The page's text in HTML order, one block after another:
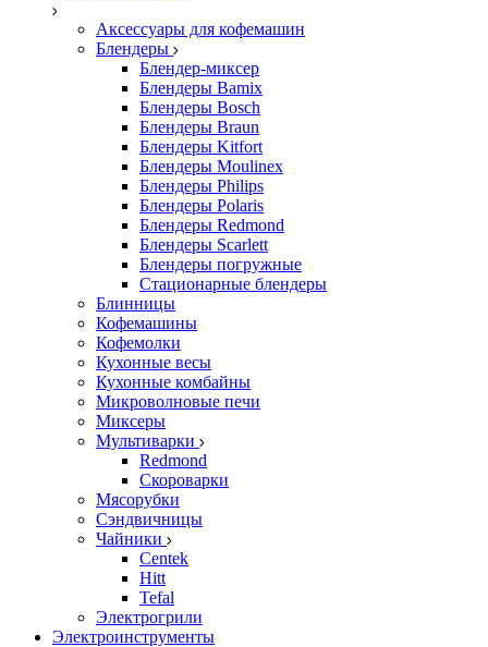
Аксессуары для кофемашин
Блендеры
Блендер-миксер
Блендеры Bamix
Блендеры Bosch
Блендеры Braun
Блендеры Kitfort
Блендеры Moulinex
Блендеры Philips
Блендеры Polaris
Блендеры Redmond
Блендеры Scarlett
Блендеры погружные
Стационарные блендеры
Блинницы
Кофемашины
Кофемолки
Кухонные весы
Кухонные комбайны
Микроволновые печи
Миксеры
Мультиварки
Redmond
Скороварки
Мясорубки
Сэндвичницы
Чайники
Centek
Hitt
Tefal
Электрогрили
Электроинструменты